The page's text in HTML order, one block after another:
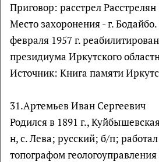
Приговор: расстрел Расстрелян
Место захоронения - г.
февраля 1957 г.
президиума Иркутского
Источник: Книга памяти
31.Артемьев Иван Сергеевич
Родился в 1891 г.,
н, с. Лева; русский; б/п;
топографом геологоуправления